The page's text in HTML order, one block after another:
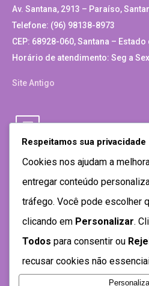
Av. Santana, 2913 – Paraíso,
Telefone: (96) 98138-8973
CEP: 68928-060, Santana –
Horário de atendimento: Seg a
Site Antigo
Respeitamos sua privacidade
Cookies nos ajudam a
entregar conteúdo
tráfego. Você pode escolher
clicando em Personalizar.
Todos para consentir ou
recusar cookies não